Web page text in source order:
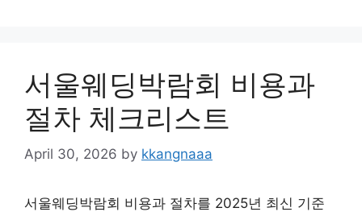
서울웨딩박람회 비용과
절차 체크리스트
April 30, 2026 by kkangnaaa
서울웨딩박람회 비용과 절차를 2025년 최신 기준